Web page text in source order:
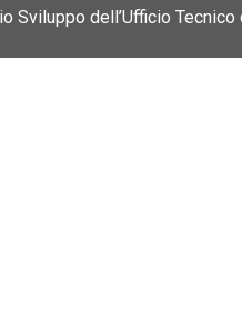
Sviluppo dell’Ufficio Tecnico